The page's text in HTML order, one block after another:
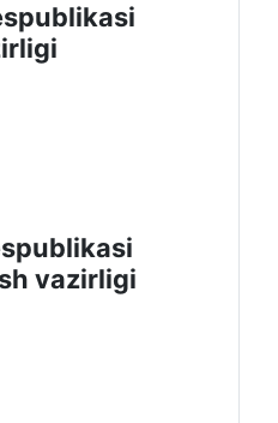
vаzirligi